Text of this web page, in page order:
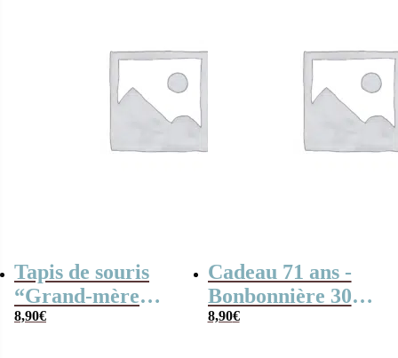
Tapis de souris
“Grand-mère
fabuleuse” –
8,90€
Cadeau 71 ans -
Bonbonnière 300g
mix Bonbons
8,90€